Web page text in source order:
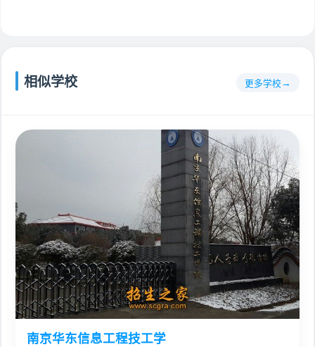
相似学校 更多学校
南京华东信息工程技工学